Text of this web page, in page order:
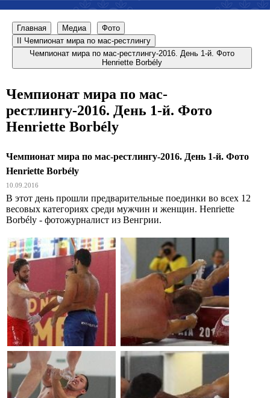
Главная Медиа
Фото
II Чемпионат мира по мас-рестлингу
Чемпионат мира по мас-рестлингу-2016. День 1-й. Фото
Henriette Borbély
Чемпионат мира по мас-
рестлингу-2016. День 1-й. Фото
Henriette Borbély
Чемпионат мира по мас-рестлингу-2016. День 1-й. Фото
Henriette Borbély
10.09.2016
В этот день прошли предварительные поединки во всех 12
весовых категориях среди мужчин и женщин. Henriette
Borbély - фотожурналист из Венгрии.